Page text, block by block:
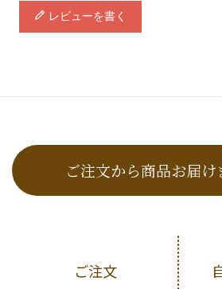
レビューを書く
ご注文から商品お届
ご注文